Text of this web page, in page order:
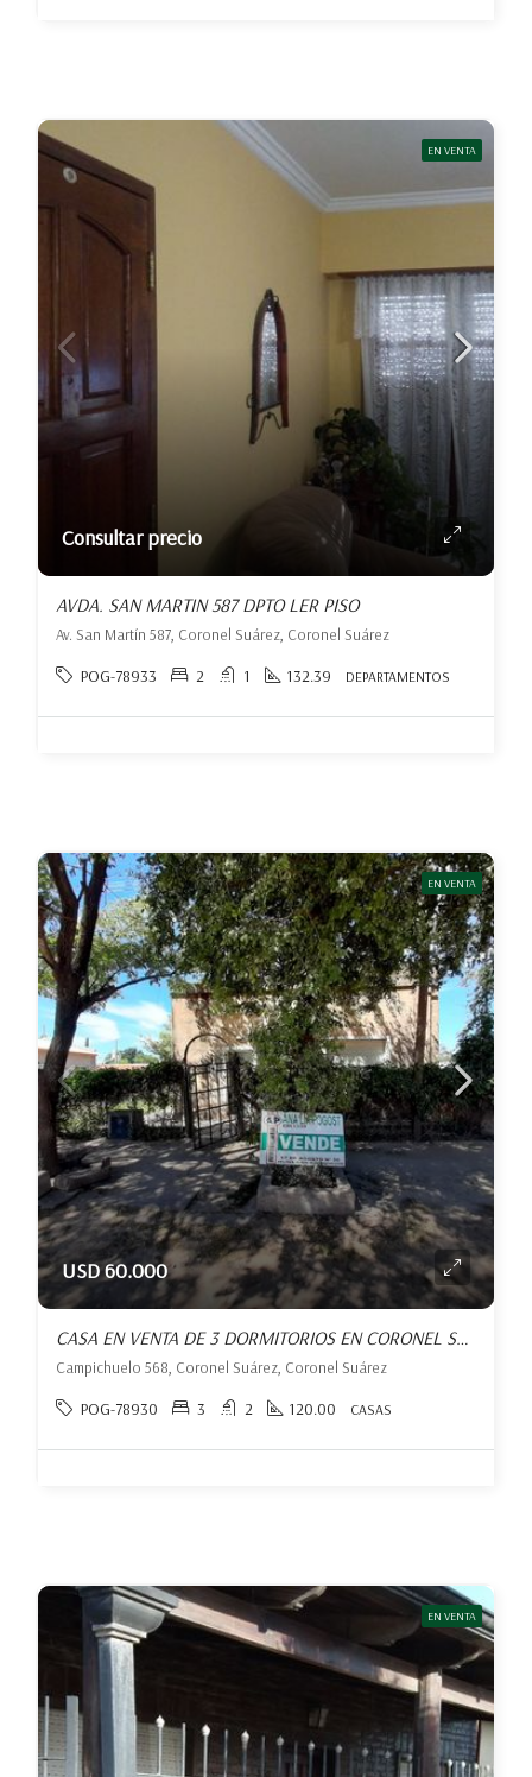
EN VENTA
Consultar precio
AVDA. SAN MARTIN 587 DPTO LER PISO
Av. San Martín 587, Coronel Suárez, Coronel Suárez
POG-78933 2 1 132.39 DEPARTAMENTOS
EN VENTA
USD 60.000
CASA EN VENTA DE 3 DORMITORIOS EN CORONEL SUÁREZ
Campichuelo 568, Coronel Suárez, Coronel Suárez
POG-78930 3 2 120.00 CASAS
EN VENTA